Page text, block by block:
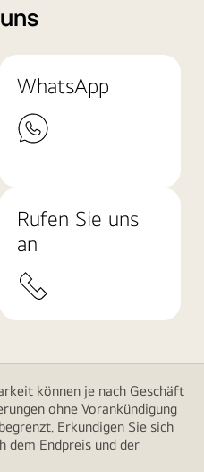
WhatsApp
Rufen Sie uns
an
können je nach Geschäft
ohne Vorankündigung
Erkundigen Sie sich
dem Endpreis und der